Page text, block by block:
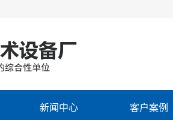
新闻中心 客户案例